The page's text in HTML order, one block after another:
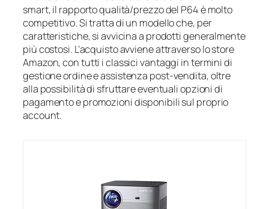
smart, il rapporto qualità/prezzo del P64 è molto
competitivo. Si tratta di un modello che, per
caratteristiche, si avvicina a prodotti generalmente
più costosi. L’acquisto avviene attraverso lo store
Amazon, con tutti i classici vantaggi in termini di
gestione ordine e assistenza post-vendita, oltre
alla possibilità di sfruttare eventuali opzioni di
pagamento e promozioni disponibili sul proprio
account.